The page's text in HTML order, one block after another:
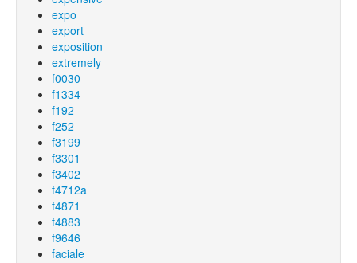
expo
export
exposition
extremely
f0030
f1334
f192
f252
f3199
f3301
f3402
f4712a
f4871
f4883
f9646
faciale